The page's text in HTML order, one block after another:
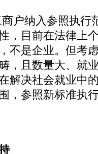
纳入参照执行
，目前在法律上
不是企业。但考
，且数量大、就
解决社会就业中
，参照新标准执